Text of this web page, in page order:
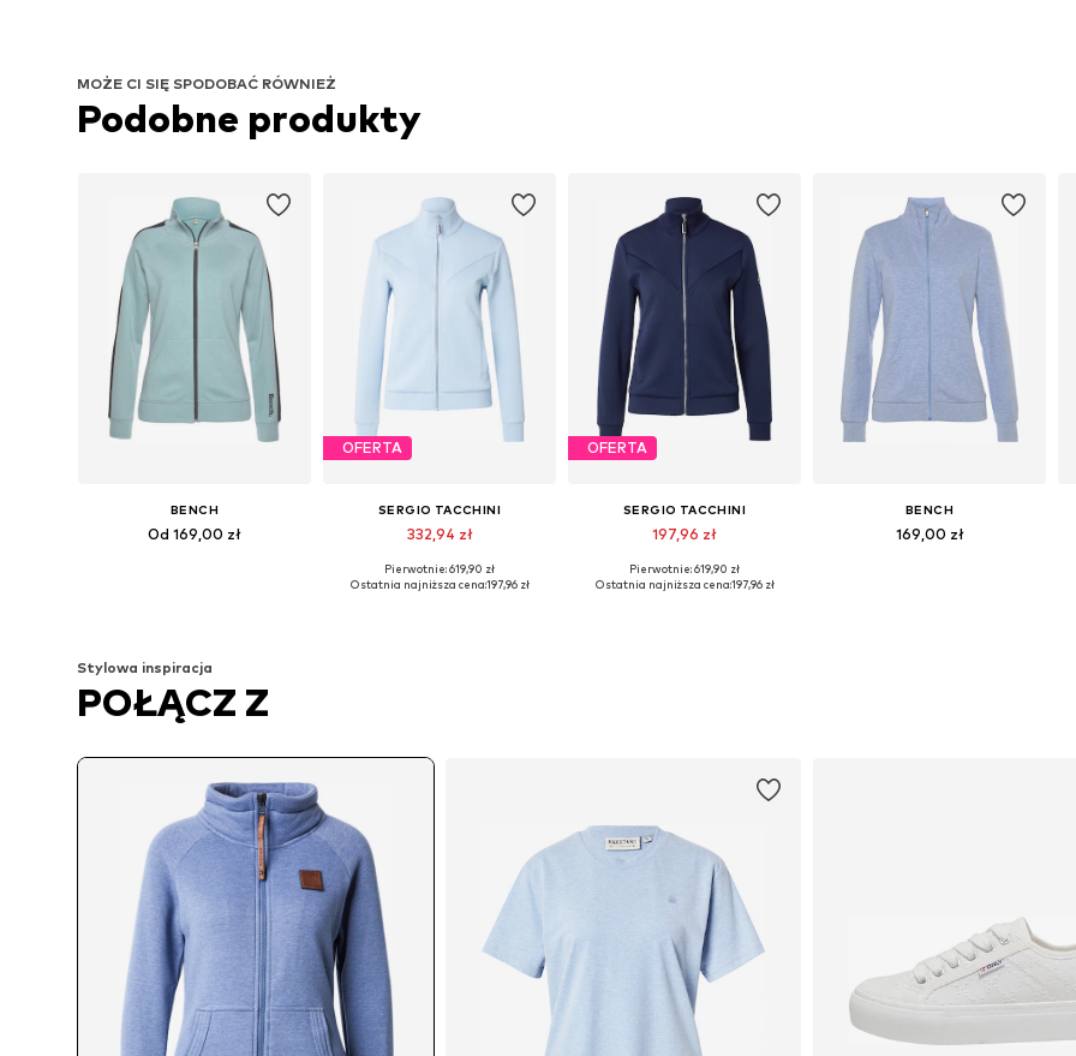
MOŻE CI SIĘ SPODOBAĆ RÓWNIEŻ
Podobne produkty
BENCH
Od 169,00 zł
OFERTA
SERGIO TACCHINI
332,94 zł
Dostępne rozmiary: XS, S, M, L
Pierwotnie: 619,90 zł
Ostatnia najniższa cena:197,96 zł
OFERTA
SERGIO TACCHINI
197,96 zł
Dostępne rozmiary: XS, S, M, L
Pierwotnie: 619,90 zł
Ostatnia najniższa cena:197,96 zł
BENCH
169,00 zł
Stylowa inspiracja
POŁĄCZ Z